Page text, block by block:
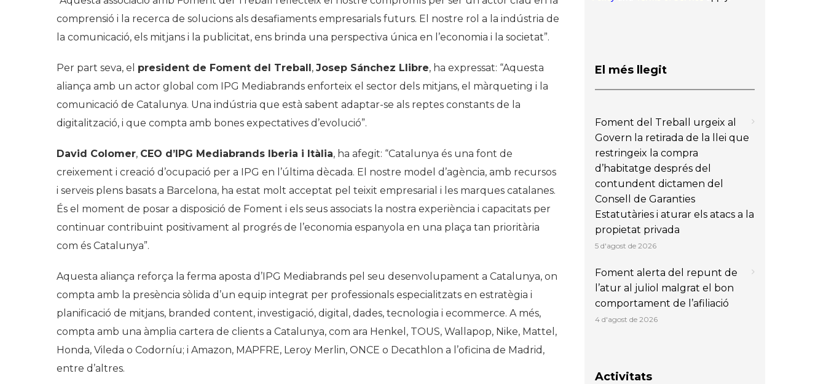
comprensió i la recerca de solucions als desafiaments empresarials futurs. El nostre rol a la indústria de
la comunicació, els mitjans i la publicitat, ens brinda una perspectiva única en l’economia i la societat”.
Per part seva, el president de Foment del Treball, Josep Sánchez Llibre, ha expressat: “Aquesta
aliança amb un actor global com IPG Mediabrands enforteix el sector dels mitjans, el màrqueting i la
comunicació de Catalunya. Una indústria que està sabent adaptar-se als reptes constants de la
digitalització, i que compta amb bones expectatives d’evolució”.
David Colomer, CEO d’IPG Mediabrands Iberia i Itàlia, ha afegit: “Catalunya és una font de
creixement i creació d’ocupació per a IPG en l’última dècada. El nostre model d’agència, amb recursos
i serveis plens basats a Barcelona, ​​ha estat molt acceptat pel teixit empresarial i les marques catalanes.
És el moment de posar a disposició de Foment i els seus associats la nostra experiència i capacitats per
continuar contribuint positivament al progrés de l’economia espanyola en una plaça tan prioritària
com és Catalunya”.
Aquesta aliança reforça la ferma aposta d’IPG Mediabrands pel seu desenvolupament a Catalunya, on
compta amb la presència sòlida d’un equip integrat per professionals especialitzats en estratègia i
planificació de mitjans, branded content, investigació, digital, dades, tecnologia i ecommerce. A més,
compta amb una àmplia cartera de clients a Catalunya, com ara Henkel, TOUS, Wallapop, Nike, Mattel,
Honda, Vileda o Codorníu; i Amazon, MAPFRE, Leroy Merlin, ONCE o Decathlon a l’oficina de Madrid,
entre d’altres.
El més llegit
Foment del Treball urgeix al
Govern la retirada de la llei que
restringeix la compra
d’habitatge després del
contundent dictamen del
Consell de Garanties
Estatutàries i aturar els atacs a la
propietat privada
5 d'agost de 2026
Foment alerta del repunt de
l’atur al juliol malgrat el bon
comportament de l’afiliació
4 d'agost de 2026
Activitats